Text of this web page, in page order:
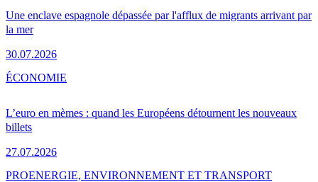
Une enclave espagnole dépassée par l'afflux de migrants arrivant par
la mer
30.07.2026
L’euro en mèmes : quand les Européens détournent les nouveaux
billets
27.07.2026
ÉCONOMIE
PROENERGIE, ENVIRONNEMENT ET TRANSPORT